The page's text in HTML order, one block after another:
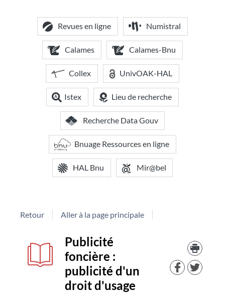
Revues en ligne Numistral
Calames Calames-Bnu
Collex UnivOAK-HAL
Istex Lieu de recherche
Recherche Data Gouv
Bnuage Ressources en ligne
HAL Bnu Mir@bel
Retour Aller à la page principale
Détail
document
Publicité
foncière :
publicité d'un
droit d'usage